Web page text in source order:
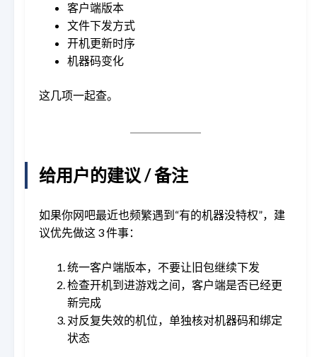
客户端版本
文件下发方式
开机更新时序
机器码变化
这几项一起查。
给用户的建议 / 备注
如果你网吧最近也频繁遇到“有的机器没特权”，建
议优先做这 3 件事：
统一客户端版本，不要让旧包继续下发
检查开机到进游戏之间，客户端是否已经更
新完成
对反复失效的机位，单独核对机器码和绑定
状态